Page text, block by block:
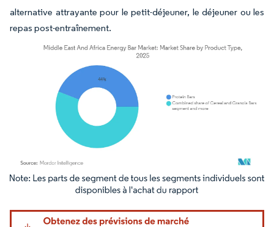
alternative attrayante pour le petit-déjeuner, le déjeuner ou les
repas post-entraînement.
Image © Mordor Intelligence. La réutilisation nécessite une attribution sous CC BY